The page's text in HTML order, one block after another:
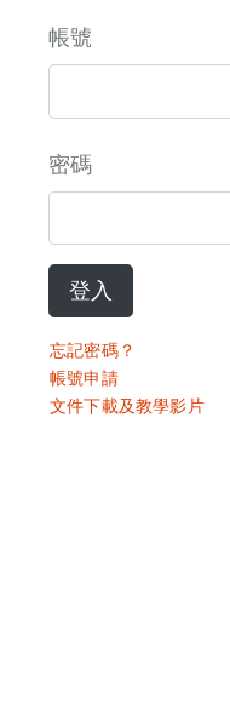
帳號
密碼
登入
忘記密碼？
帳號申請
文件下載及教學影片